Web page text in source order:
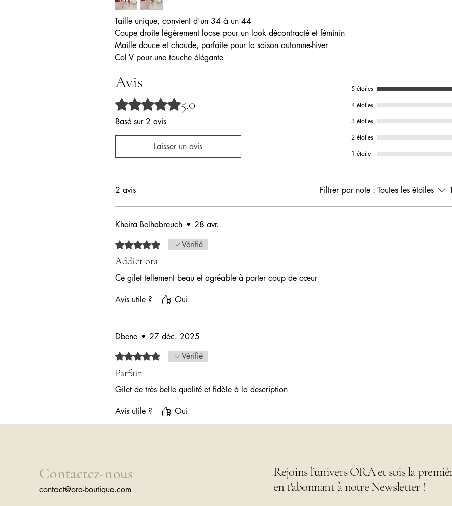
Taille unique, convient d'un 34 à un 44
Coupe droite légèrement loose pour un look décontracté et féminin
Maille douce et chaude, parfaite pour la saison automne-hiver
Col V pour une touche élégante
Avis
Noté 5 sur 5. 5.0
Basé sur 2 avis
Laisser un avis
5 étoiles
4 étoiles
3 étoiles
2 étoiles
1 étoile
2 avis Filtrer par note : Toutes les étoiles
Kheira Belhabreuch • 28 avr.
Noté 5 sur 5. Vérifié
Addict ora
Ce gilet tellement beau et agréable à porter coup de cœur
Avis utile ? Oui
Dbene • 27 déc. 2025
Noté 5 sur 5. Vérifié
Parfait
Gilet de très belle qualité et fidèle à la description
Avis utile ? Oui
Contactez-nous
contact@ora-boutique.com
Rejoins l’univers ORA et sois la
en t'abonnant à notre Newsletter !